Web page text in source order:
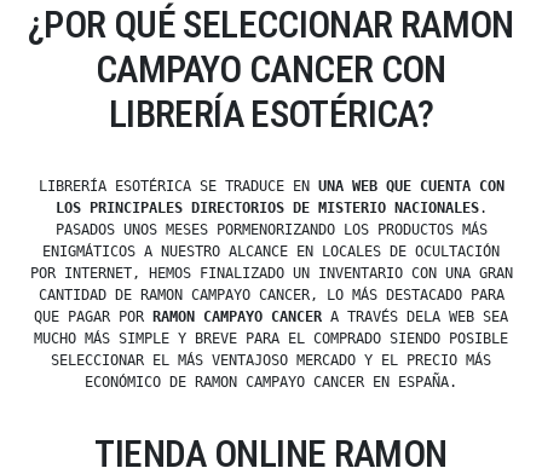
¿POR QUÉ SELECCIONAR RAMON
CAMPAYO CANCER CON
LIBRERÍA ESOTÉRICA?
LIBRERÍA ESOTÉRICA SE TRADUCE EN UNA WEB QUE CUENTA CON
LOS PRINCIPALES DIRECTORIOS DE MISTERIO NACIONALES.
PASADOS UNOS MESES PORMENORIZANDO LOS PRODUCTOS MÁS
ENIGMÁTICOS A NUESTRO ALCANCE EN LOCALES DE OCULTACIÓN
POR INTERNET, HEMOS FINALIZADO UN INVENTARIO CON UNA GRAN
CANTIDAD DE RAMON CAMPAYO CANCER, LO MÁS DESTACADO PARA
QUE PAGAR POR RAMON CAMPAYO CANCER A TRAVÉS DELA WEB SEA
MUCHO MÁS SIMPLE Y BREVE PARA EL COMPRADO SIENDO POSIBLE
SELECCIONAR EL MÁS VENTAJOSO MERCADO Y EL PRECIO MÁS
ECONÓMICO DE RAMON CAMPAYO CANCER EN ESPAÑA.
TIENDA ONLINE RAMON